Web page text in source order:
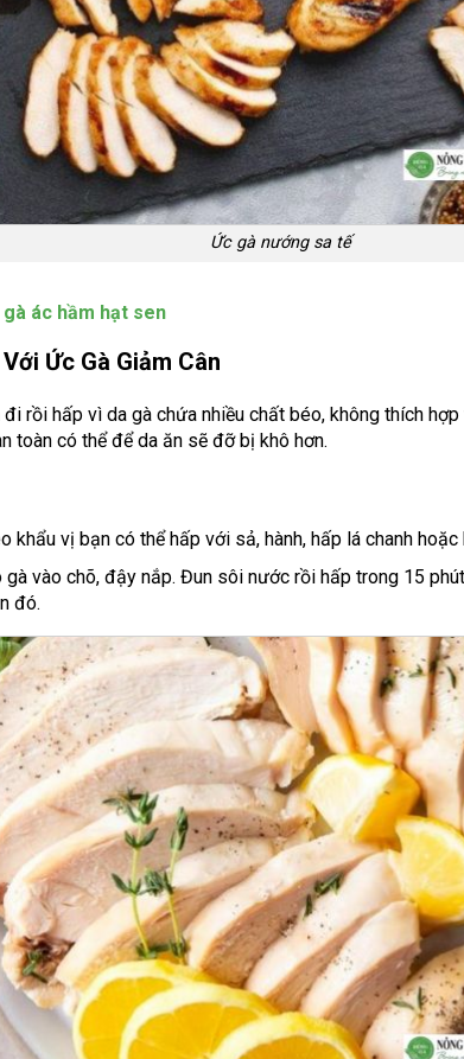
Ức gà nướng sa tế
gà ác hầm hạt sen
Ức Gà Giảm Cân
rồi hấp vì da gà chứa nhiều chất béo, không thích
toàn có thể để da ăn sẽ đỡ bị khô hơn.
khẩu vị bạn có thể hấp với sả, hành, hấp lá chanh
vào chõ, đậy nắp. Đun sôi nước rồi hấp trong 15
đó.